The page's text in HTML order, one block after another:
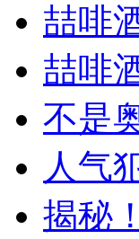
喆啡
喆啡
不是
人气
揭秘